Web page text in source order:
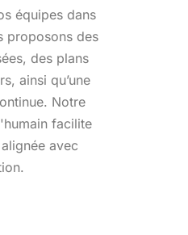
équipes dans
proposons des
des plans
ainsi qu’une
Notre
facilite
avec